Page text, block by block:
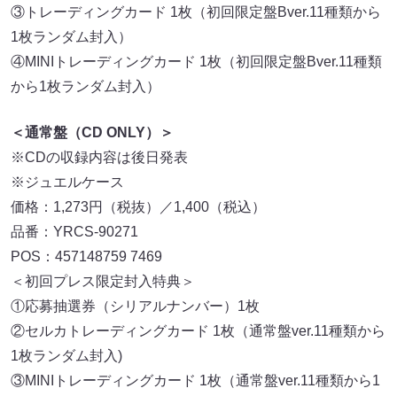
③トレーディングカード 1枚（初回限定盤Bver.11種類から
1枚ランダム封入）
④MINIトレーディングカード 1枚（初回限定盤Bver.11種類
から1枚ランダム封入）
＜通常盤（CD ONLY）＞
※CDの収録内容は後日発表
※ジュエルケース
価格：1,273円（税抜）／1,400（税込）
品番：YRCS-90271
POS：457148759 7469
＜初回プレス限定封入特典＞
①応募抽選券（シリアルナンバー）1枚
②セルカトレーディングカード 1枚（通常盤ver.11種類から
1枚ランダム封入)
③MINIトレーディングカード 1枚（通常盤ver.11種類から1